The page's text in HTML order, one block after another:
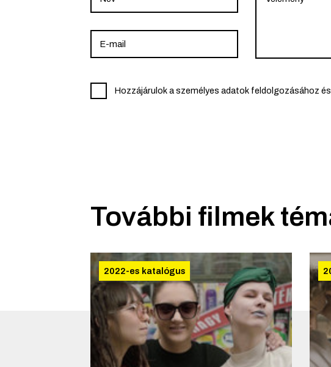
Hozzájárulok a személyes adatok feldolgozásához
További filmek
2022-es katalógus